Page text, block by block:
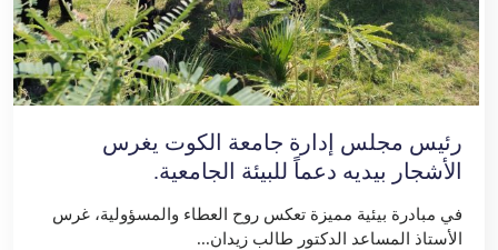
رئيس مجلس إدارة جامعة الكوت يغرس
الأشجار بيديه دعماً للبيئة الجامعية.
في مبادرة بيئية مميزة تعكس روح العطاء والمسؤولية، غرس
الأستاذ المساعد الدكتور طالب زيدان...